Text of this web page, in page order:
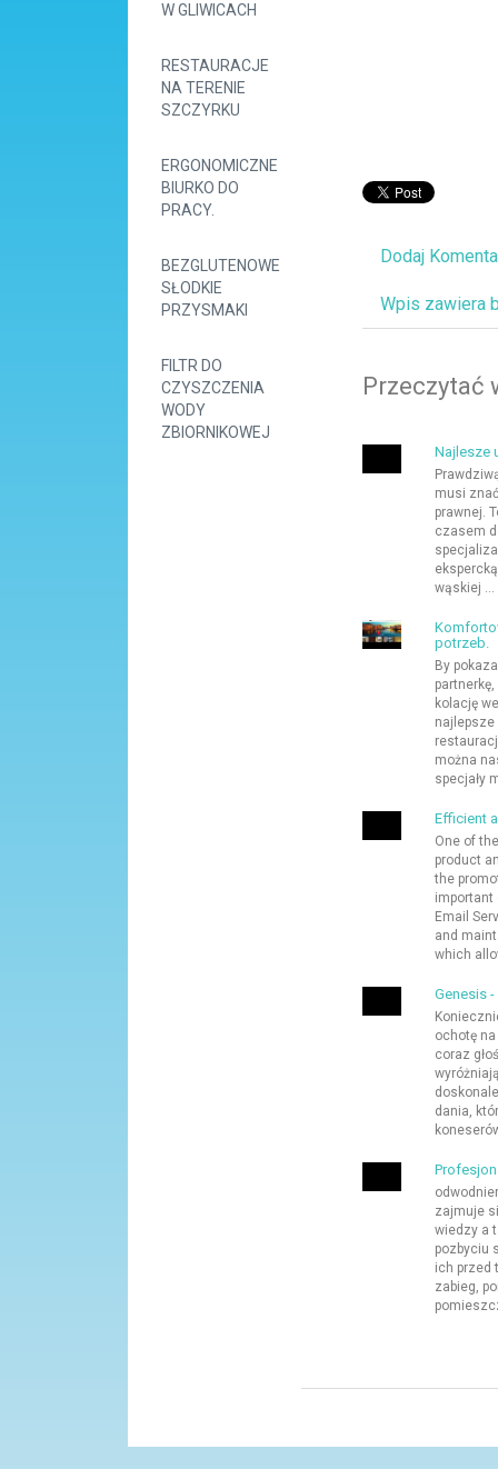
W GLIWICACH
RESTAURACJE
NA TERENIE
SZCZYRKU
ERGONOMICZNE
BIURKO DO
PRACY.
BEZGLUTENOWE
SŁODKIE
PRZYSMAKI
FILTR DO
CZYSZCZENIA
WODY
ZBIORNIKOWEJ
Dodaj
Wpis zawiera
Przeczytać
Najlesze
musi
prawnej.
czasem
wąskiej ...
potrzeb.
By
kolację
można
specjały
Efficient
One of
product
the
important
Email
and
which
Genesis
ochotę
coraz
dania,
zajmuje
wiedzy a
pozbyciu
ich przed
zabieg,